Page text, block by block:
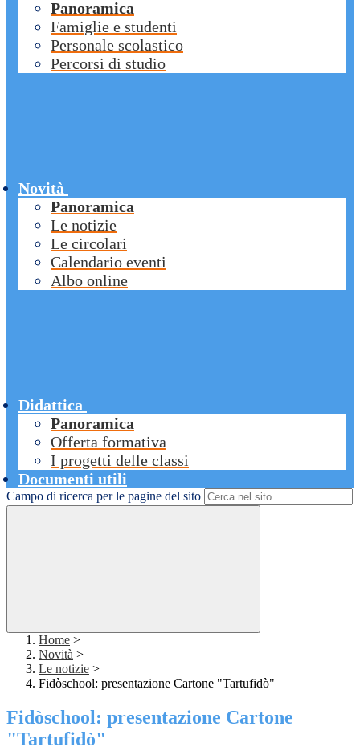
Panoramica
Famiglie e studenti
Personale scolastico
Percorsi di studio
Novità
Panoramica
Le notizie
Le circolari
Calendario eventi
Albo online
Didattica
Panoramica
Offerta formativa
I progetti delle classi
Documenti utili
Campo di ricerca per le pagine del sito
Home >
Novità >
Le notizie >
Fidòschool: presentazione Cartone "Tartufidò"
Fidòschool: presentazione Cartone
"Tartufidò"